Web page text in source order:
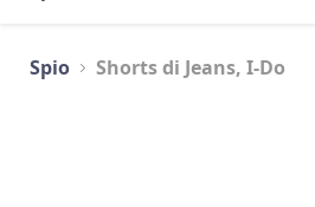
Spio Shorts di Jeans, I-Do